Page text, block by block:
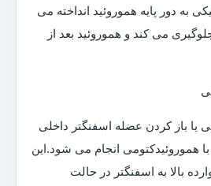
به دور پایه هموروئید انداخته می
می کند و هموروئید بعد از
یا باز کردن عضله اسفنگتر داخلی
با هموروئیدکتومی انجام می شود.این
بالا به اسفنگتر در حالت